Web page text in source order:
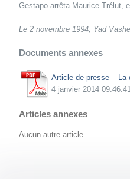
Gestapo arrêta Maurice Trélut,
Le 2 novembre 1994, Yad
Documents annexes
Article de presse – La
4 janvier 2014 09:46:41
Articles annexes
Aucun autre article